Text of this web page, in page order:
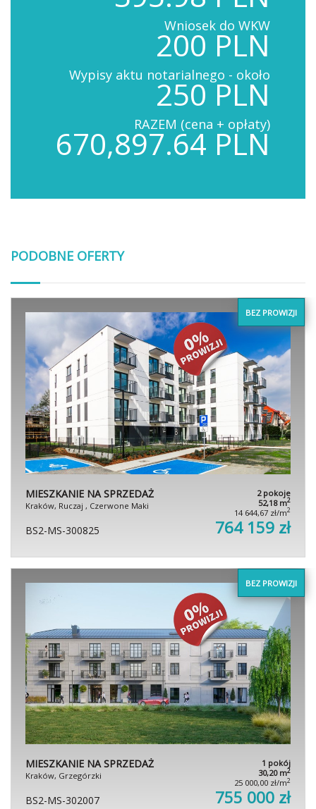
Wniosek do WKW
200 PLN
Wypisy aktu notarialnego - około
250 PLN
RAZEM (cena + opłaty)
670,897.64 PLN
PODOBNE OFERTY
BEZ PROWIZJI
MIESZKANIE NA SPRZEDAŻ
Kraków, Ruczaj , Czerwone Maki
2 pokoje
52,18 m2
14 644,67 zł/m2
BS2-MS-300825 764 159 zł
BEZ PROWIZJI
MIESZKANIE NA SPRZEDAŻ
Kraków, Grzegórzki
1 pokój
30,20 m2
25 000,00 zł/m2
BS2-MS-302007 755 000 zł